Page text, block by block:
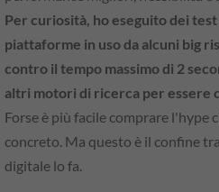
Per curiosità, ho eseguito dei
piattaforme in uso da alcuni big
contro il tempo massimo di 2
altri motori di ricerca per essere
Forse è più facile comprare l'hype
concreto. Ma questo è il confine
digitale lo fa.